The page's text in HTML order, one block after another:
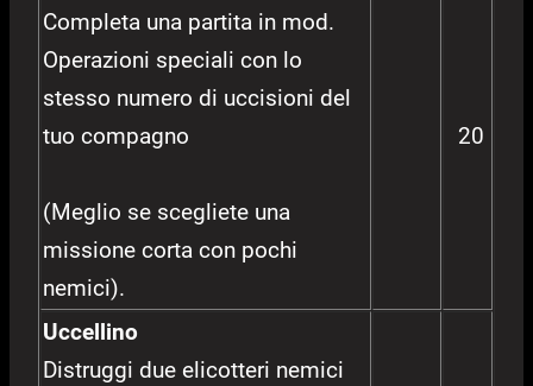
Completa una partita in mod.
Operazioni speciali con lo
stesso numero di uccisioni del
tuo compagno
(Meglio se scegliete una
missione corta con pochi
nemici).
20
Uccellino
Distruggi due elicotteri nemici